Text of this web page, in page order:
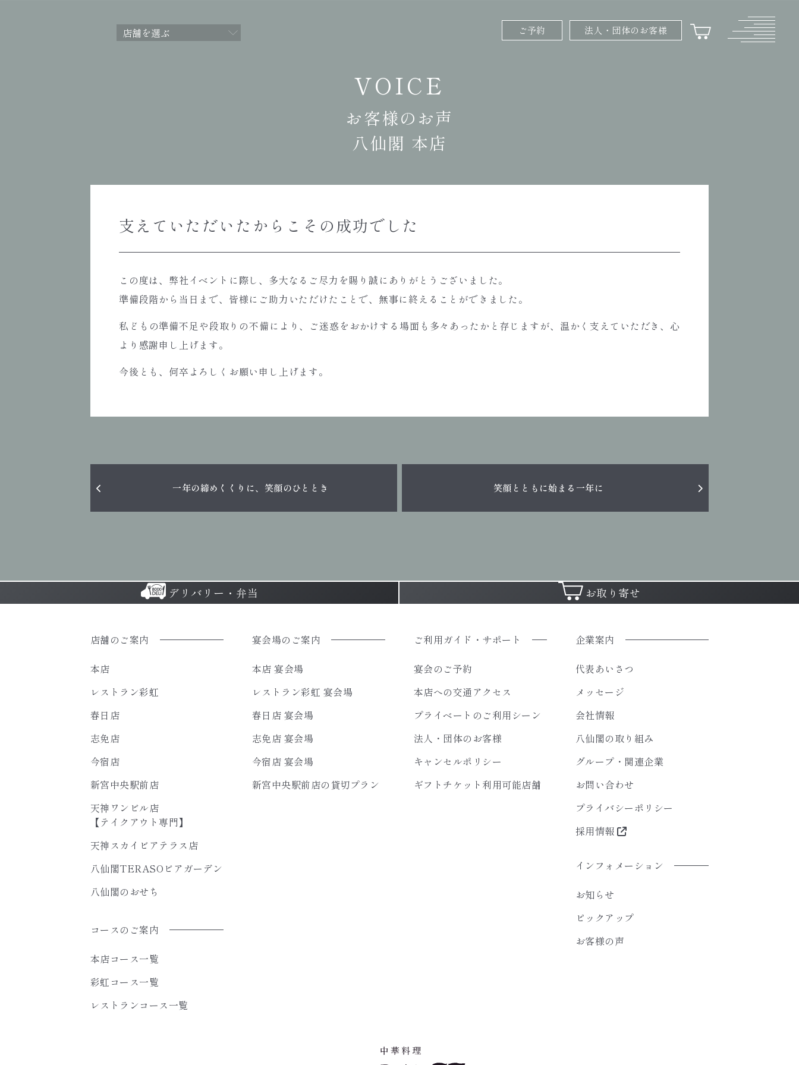
ご予約 法人・団体のお客様
VOICE
お客様のお声
八仙閣 本店
支えていただいたからこその成功でした
この度は、弊社イベントに際し、多大なるご尽力を賜り誠にありがとうございました。
準備段階から当日まで、皆様にご助力いただけたことで、無事に終えることができました。
私どもの準備不足や段取りの不備により、ご迷惑をおかけする場面も多々あったかと存じますが、温かく支えていただき、心
より感謝申し上げます。
今後とも、何卒よろしくお願い申し上げます。
一年の締めくくりに、笑顔のひととき 笑顔とともに始まる一年に
デリバリー・弁当 お取り寄せ
店舗のご案内
本店
レストラン彩虹
春日店
志免店
今宿店
新宮中央駅前店
天神ワンビル店
【テイクアウト専門】
天神スカイビアテラス店
八仙閣TERASOビアガーデン
八仙閣のおせち
コースのご案内
本店コース一覧
彩虹コース一覧
レストランコース一覧
宴会場のご案内
本店 宴会場
レストラン彩虹 宴会場
春日店 宴会場
志免店 宴会場
今宿店 宴会場
新宮中央駅前店の貸切プラン
ご利用ガイド・サポート
宴会のご予約
本店への交通アクセス
プライベートのご利用シーン
法人・団体のお客様
キャンセルポリシー
ギフトチケット利用可能店舗
企業案内
代表あいさつ
メッセージ
会社情報
八仙閣の取り組み
グループ・関連企業
お問い合わせ
プライバシーポリシー
採用情報
インフォメーション
お知らせ
ピックアップ
お客様の声